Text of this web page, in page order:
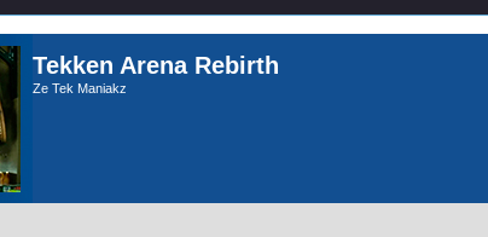
Tekken Arena Rebirth
Ze Tek Maniakz